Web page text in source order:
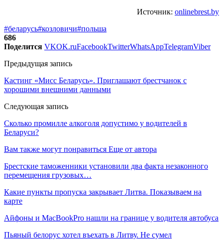
Источник: onlinebrest.by
#беларусь#козловичи#польша
686
Поделится VKOK.ruFacebookTwitterWhatsAppTelegramViber
Предыдущая запись
Кастинг «Мисс Беларусь». Приглашают брестчанок с
хорошими внешними данными
Следующая запись
Сколько промилле алкоголя допустимо у водителей в
Беларуси?
Вам также могут понравиться Еще от автора
Брестские таможенники установили два факта незаконного
перемещения грузовых…
Какие пункты пропуска закрывает Литва. Показываем на
карте
Айфоны и MacBookPro нашли на границе у водителя автобуса
Пьяный белорус хотел въехать в Литву. Не сумел